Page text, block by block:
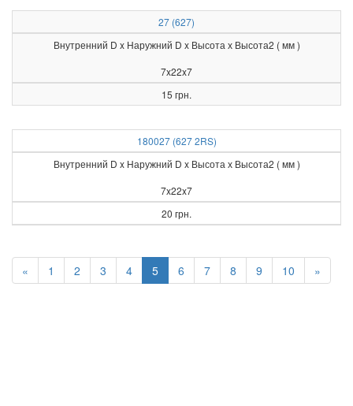
27 (627)
Внутренний D x Наружний D x Высота х Высота2 ( мм )
7x22x7
15 грн.
180027 (627 2RS)
Внутренний D x Наружний D x Высота х Высота2 ( мм )
7x22x7
20 грн.
« 1 2 3 4 5 6 7 8 9 10 »